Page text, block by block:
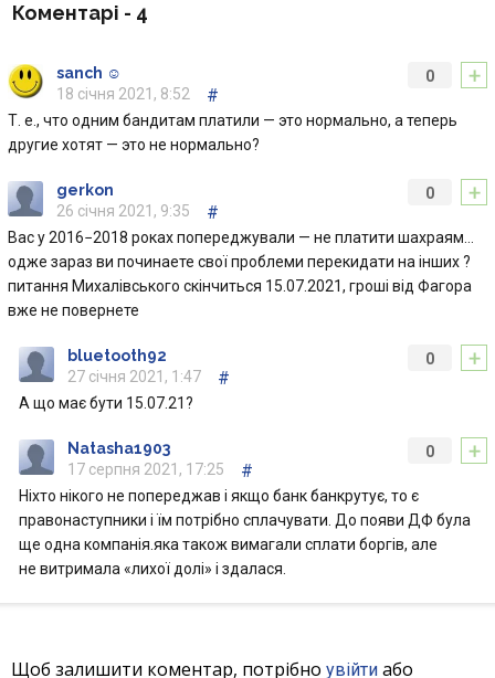
Коментарі - 4
+
0
sanch ☺
18 січня 2021, 8:52
#
Т. е., что одним бандитам платили — это нормально, а теперь
другие хотят — это не нормально?
+
0
gerkon
26 січня 2021, 9:35
#
Вас у 2016−2018 роках попереджували — не платити шахраям…
одже зараз ви починаете свої проблеми перекидати на інших ?
питання Михалівського скінчиться 15.07.2021, гроші від Фагора
вже не повернете
+
0
bluetooth92
27 січня 2021, 1:47
#
А що має бути 15.07.21?
+
0
Natasha1903
17 серпня 2021, 17:25
#
Ніхто нікого не попереджав і якщо банк банкрутує, то є
правонаступники і їм потрібно сплачувати. До появи ДФ була
ще одна компанія.яка також вимагали сплати боргів, але
не витримала «лихої долі» і здалася.
Щоб залишити коментар, потрібно увійти або